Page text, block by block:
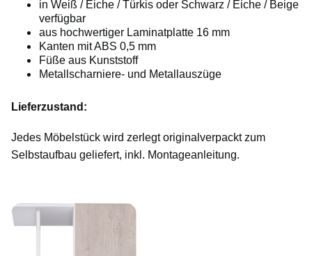
in Weiß / Eiche / Türkis oder Schwarz / Eiche / Beige
verfügbar
aus hochwertiger Laminatplatte 16 mm
Kanten mit ABS 0,5 mm
Füße aus Kunststoff
Metallscharniere- und Metallauszüge
Lieferzustand:
Jedes Möbelstück wird zerlegt originalverpackt zum
Selbstaufbau geliefert, inkl. Montageanleitung.